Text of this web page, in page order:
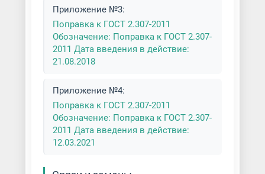
Приложение №3:
Поправка к ГОСТ 2.307-2011
Обозначение: Поправка к ГОСТ 2.307-
2011 Дата введения в действие:
21.08.2018
Приложение №4:
Поправка к ГОСТ 2.307-2011
Обозначение: Поправка к ГОСТ 2.307-
2011 Дата введения в действие:
12.03.2021